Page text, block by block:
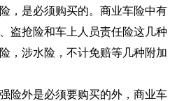
，是必须购买的。商业车险中有
盗抢险和车上人员责任险这几种
，涉水险，不计免赔等几种附加
险外是必须要购买的外，商业车